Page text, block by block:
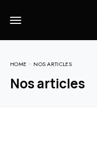
HOME NOS ARTICLES
Nos articles